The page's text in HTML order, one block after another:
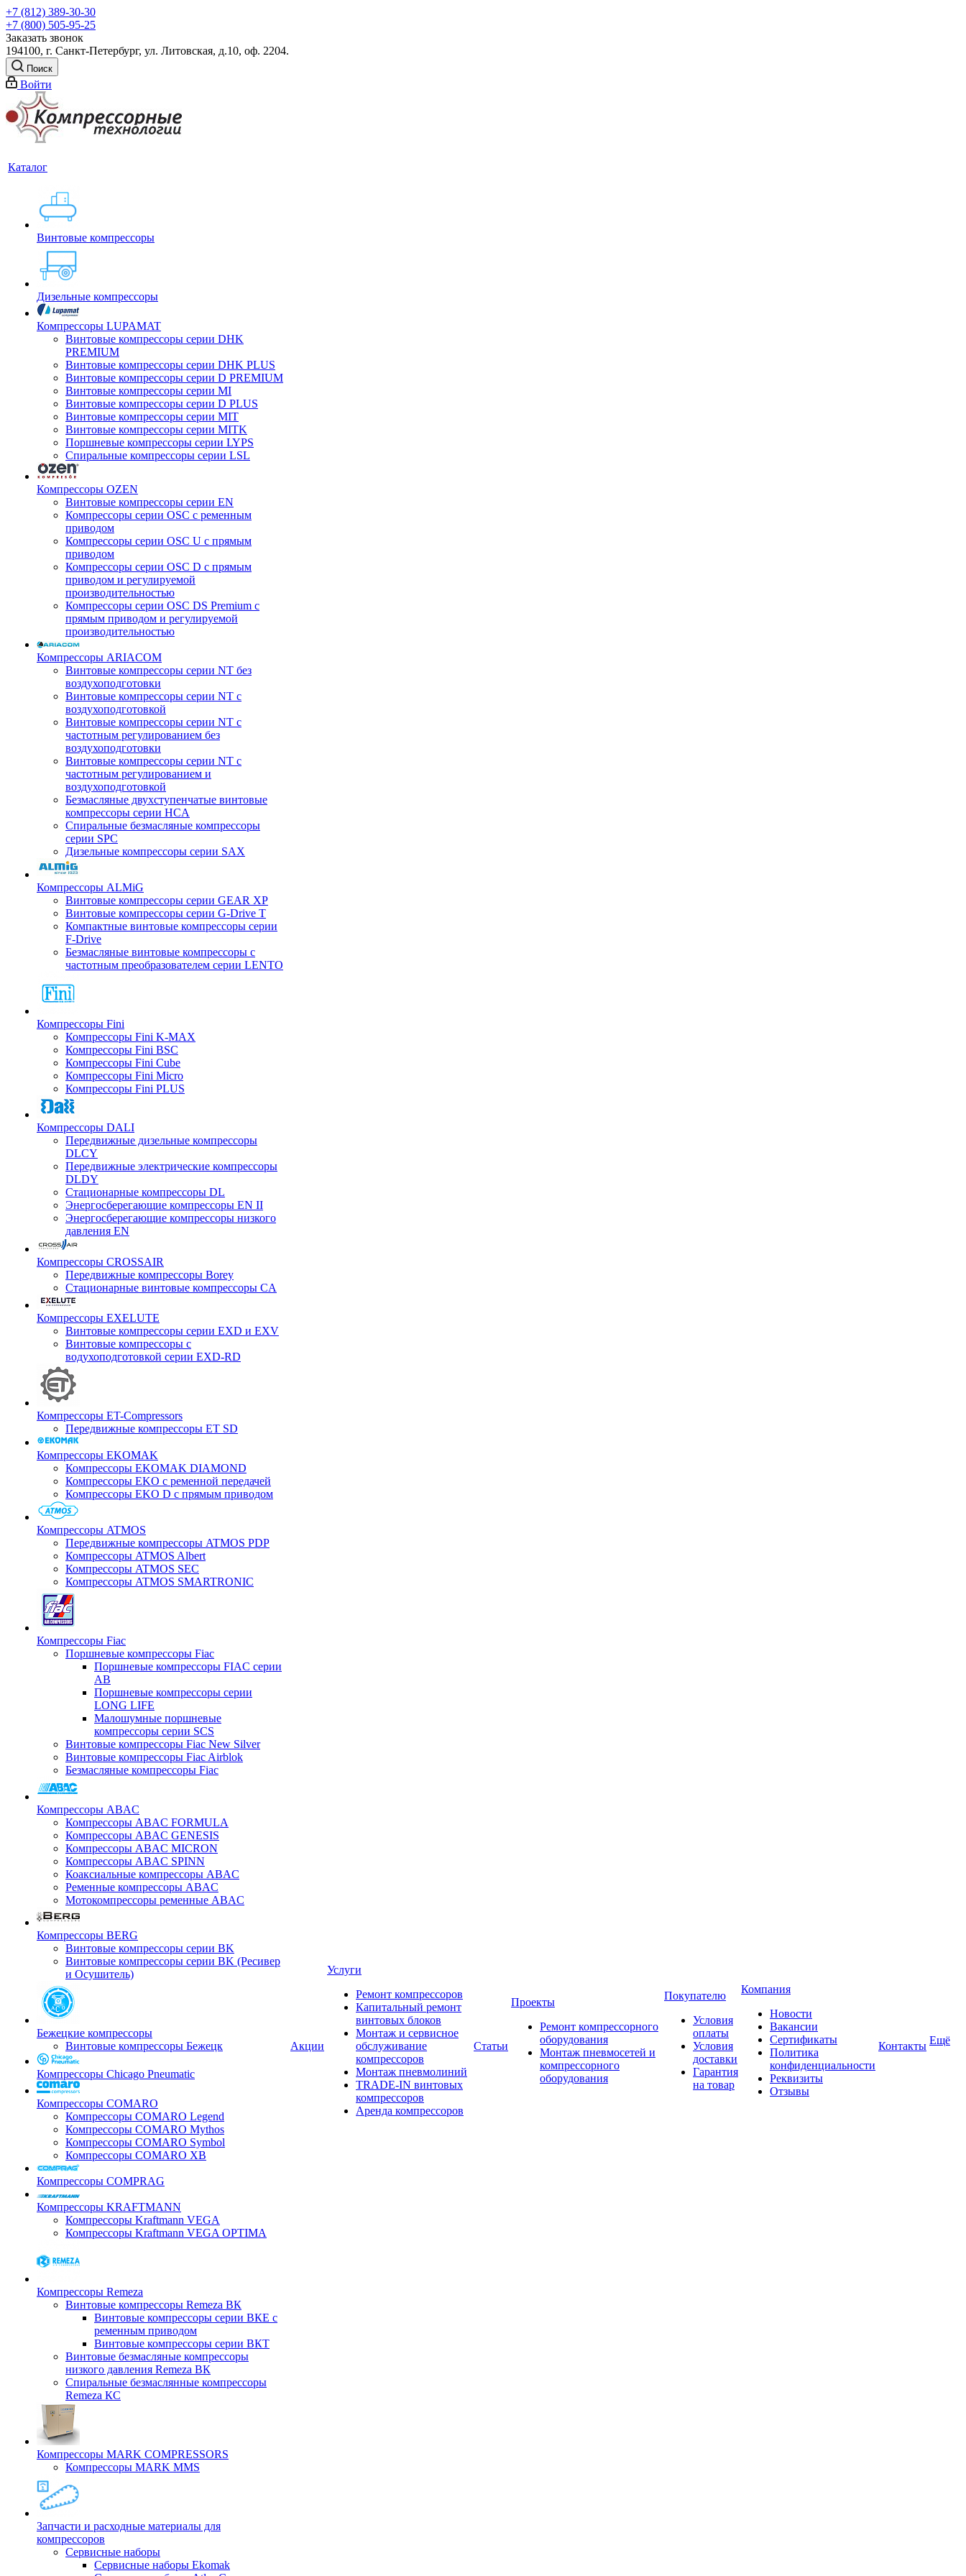
+7 (812) 389-30-30
+7 (800) 505-95-25
Заказать звонок
194100, г. Санкт-Петербург, ул. Литовская, д.10, оф. 2204.
Поиск
Войти
Каталог
Винтовые компрессоры
Дизельные компрессоры
Компрессоры LUPAMAT
Винтовые компрессоры серии DHK
PREMIUM
Винтовые компрессоры серии DHK PLUS
Винтовые компрессоры серии D PREMIUM
Винтовые компрессоры серии MI
Винтовые компрессоры серии D PLUS
Винтовые компрессоры серии MIT
Винтовые компрессоры серии MITK
Поршневые компрессоры серии LYPS
Спиральные компрессоры серии LSL
Компрессоры OZEN
Винтовые компрессоры серии EN
Компрессоры серии OSC с ременным
приводом
Компрессоры серии OSC U с прямым
приводом
Компрессоры серии OSC D с прямым
приводом и регулируемой
производительностью
Компрессоры серии OSC DS Premium с
прямым приводом и регулируемой
производительностью
Компрессоры ARIACOM
Винтовые компрессоры серии NT без
воздухоподготовки
Винтовые компрессоры серии NT c
воздухоподготовкой
Винтовые компрессоры серии NT с
частотным регулированием без
воздухоподготовки
Винтовые компрессоры серии NT с
частотным регулированием и
воздухоподготовкой
Безмасляные двухступенчатые винтовые
компрессоры серии HCA
Спиральные безмасляные компрессоры
серии SPC
Дизельные компрессоры серии SAX
Компрессоры ALMiG
Винтовые компрессоры серии GEAR XP
Винтовые компрессоры серии G-Drive T
Компактные винтовые компрессоры серии
F-Drive
Безмасляные винтовые компрессоры с
частотным преобразователем серии LENTO
Компрессоры Fini
Компрессоры Fini K-MAX
Компрессоры Fini BSC
Компрессоры Fini Cube
Компрессоры Fini Micro
Компрессоры Fini PLUS
Компрессоры DALI
Передвижные дизельные компрессоры
DLCY
Передвижные электрические компрессоры
DLDY
Стационарные компрессоры DL
Энергосберегающие компрессоры EN II
Энергосберегающие компрессоры низкого
давления EN
Компрессоры CROSSAIR
Передвижные компрессоры Borey
Стационарные винтовые компрессоры CA
Компрессоры EXELUTE
Винтовые компрессоры серии EXD и EXV
Винтовые компрессоры с
водухоподготовкой серии EXD-RD
Компрессоры ET-Compressors
Передвижные компрессоры ET SD
Компрессоры EKOMAK
Компрессоры EKOMAK DIAMOND
Компрессоры EKO c ременной передачей
Компрессоры EKO D с прямым приводом
Компрессоры ATMOS
Передвижные компрессоры ATMOS PDP
Компрессоры ATMOS Albert
Компрессоры ATMOS SEC
Компрессоры ATMOS SMARTRONIC
Компрессоры Fiac
Поршневые компрессоры Fiac
Поршневые компрессоры FIAC серии
AB
Поршневые компрессоры серии
LONG LIFE
Малошумные поршневые
компрессоры серии SCS
Винтовые компрессоры Fiac New Silver
Винтовые компрессоры Fiac Airblok
Безмасляные компрессоры Fiac
Компрессоры ABAC
Компрессоры ABAC FORMULA
Компрессоры ABAC GENESIS
Компрессоры ABAC MICRON
Компрессоры ABAC SPINN
Коаксиальные компрессоры ABAC
Ременные компрессоры ABAC
Мотокомпрессоры ременные ABAC
Компрессоры BERG
Винтовые компрессоры серии BK
Винтовые компрессоры серии BK (Ресивер
и Осушитель)
Бежецкие компрессоры
Винтовые компрессоры Бежецк
Компрессоры Chicago Pneumatic
Компрессоры COMARO
Компрессоры COMARO Legend
Компрессоры COMARO Mythos
Компрессоры COMARO Symbol
Компрессоры COMARO XB
Компрессоры COMPRAG
Компрессоры KRAFTMANN
Компрессоры Kraftmann VEGA
Компрессоры Kraftmann VEGA OPTIMA
Компрессоры Remeza
Винтовые компрессоры Remeza ВК
Винтовые компрессоры серии ВКЕ с
ременным приводом
Винтовые компрессоры серии ВКТ
Винтовые безмасляные компрессоры
низкого давления Remeza ВК
Спиральные безмаслянные компрессоры
Remeza КС
Компрессоры MARK COMPRESSORS
Компрессоры MARK MMS
Запчасти и расходные материалы для
компрессоров
Cервисные наборы
Сервисные наборы Ekomak
Акции
Услуги
Ремонт компрессоров
Капитальный ремонт
винтовых блоков
Монтаж и сервисное
обслуживание
компрессоров
Монтаж пневмолиний
TRADE-IN винтовых
компрессоров
Аренда компрессоров
Статьи
Проекты
Ремонт компрессорного
оборудования
Монтаж пневмосетей и
компрессорного
оборудования
Покупателю
Условия
оплаты
Условия
доставки
Гарантия
на товар
Компания
Новости
Вакансии
Сертификаты
Политика
конфиденциальности
Реквизиты
Отзывы
Контакты Ещё